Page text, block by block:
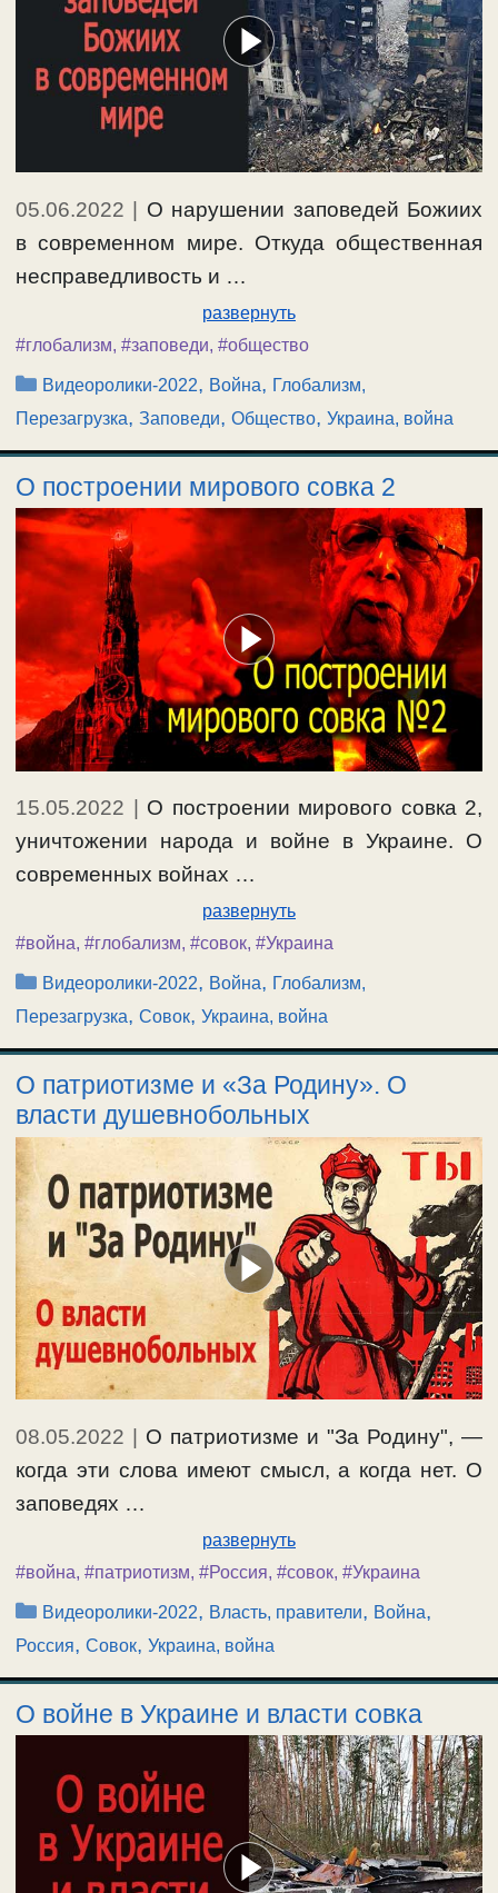
05.06.2022 | О нарушении заповедей Божиих
в современном мире. Откуда общественная
несправедливость и …
развернуть
#глобализм, #заповеди, #общество
Рубрики
Видеоролики-2022, Война, Глобализм,
Перезагрузка, Заповеди, Общество, Украина, война
О построении мирового совка 2
15.05.2022
О построении мирового совка 2,
уничтожении народа и войне в Украине. О
современных войнах …
развернуть
#война, #глобализм, #совок, #Украина
Рубрики
Видеоролики-2022, Война, Глобализм,
Перезагрузка, Совок, Украина, война
О патриотизме и «За Родину». О
власти душевнобольных
08.05.2022 | О патриотизме и "За Родину", —
когда эти слова имеют смысл, а когда нет. О
заповедях …
развернуть
#война, #патриотизм, #Россия, #совок, #Украина
Рубрики
Видеоролики-2022, Власть, правители, Война,
Россия, Совок, Украина, война
О войне в Украине и власти совка